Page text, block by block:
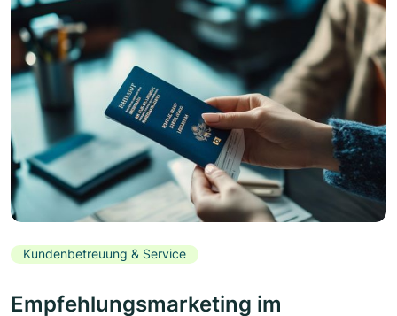
Kundenbetreuung & Service
Empfehlungsmarketing im